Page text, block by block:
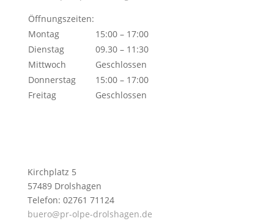
Öffnungszeiten:
Montag
15:00 – 17:00
Dienstag
09.30 – 11:30
Mittwoch
Geschlossen
Donnerstag
15:00 – 17:00
Freitag
Geschlossen
Kirchplatz 5
57489 Drolshagen
Telefon: 02761 71124
buero@pr-olpe-drolshagen.de